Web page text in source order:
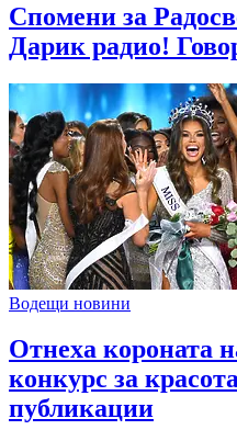
Спомени за
Дарик радио!
Водещи новини
Отнеха короната
конкурс за
публикации